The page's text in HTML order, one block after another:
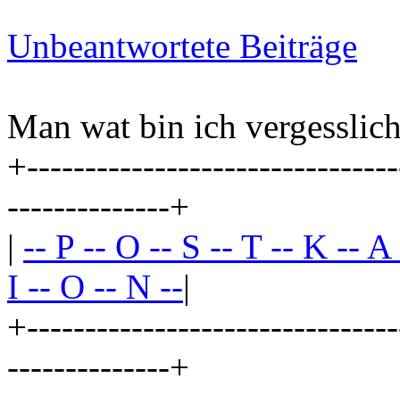
Unbeantwortete Beiträge
Man wat bin ich
--------------+
| -- P -- O -- S -- T -- K --
I -- O -- N --|
--------------+